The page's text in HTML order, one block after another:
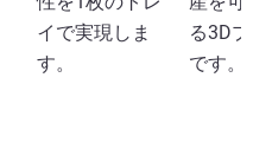
イで実現しま
す。
る3D
です。